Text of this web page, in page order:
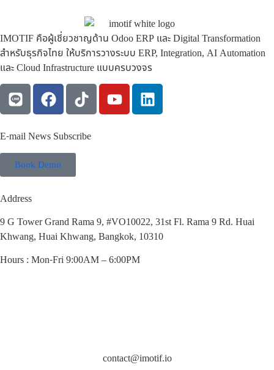
IMOTIF คือผู้เชี่ยวชาญด้าน Odoo ERP และ Digital Transformation
สำหรับธุรกิจไทย ให้บริการวางระบบ ERP, Integration, AI Automation
และ Cloud Infrastructure แบบครบวงจร
E-mail News Subscribe
Book Demo
Address
9 G Tower Grand Rama 9, #VO10022, 31st Fl. Rama 9 Rd. Huai
Khwang, Huai Khwang, Bangkok, 10310
Hours : Mon-Fri 9:00AM – 6:00PM
contact@imotif.io